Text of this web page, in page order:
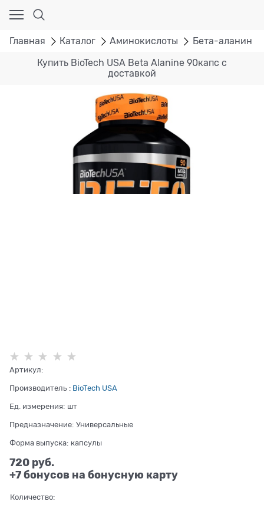
Главная Каталог Аминокислоты Бета-аланин
Купить BioTech USA Beta Alanine 90капс с
доставкой
Артикул:
Производитель : BioTech USA
Ед. измерения: шт
Предназначение: Универсальные
Форма выпуска: капсулы
720 руб.
+7 бонусов на бонусную карту
Количество: